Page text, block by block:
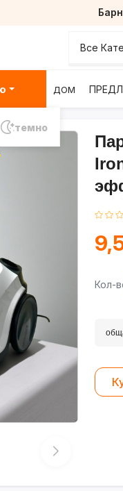
Все
ДОМ
темно
Кол-